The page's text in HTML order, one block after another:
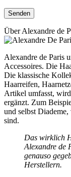
Über Alexandre de
Alexandre de Paris
Accessoires. Die
Die klassische
Haarreifen,
Artikel umfasst,
ergänzt. Zum
und selbst
sind.
Das wirklich
Alexandre de
genauso
Herstellern.